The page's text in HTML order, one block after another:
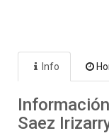
Info
Saez